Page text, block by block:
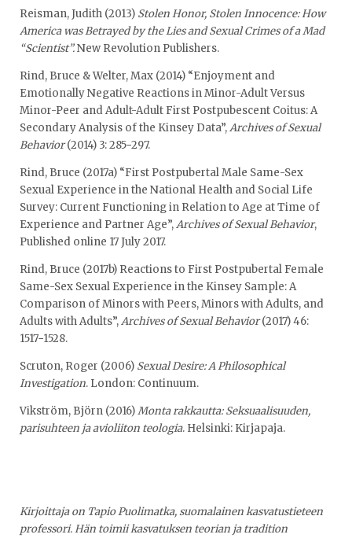
Reisman, Judith (2013) Stolen Honor, Stolen Innocence: How
America was Betrayed by the Lies and Sexual Crimes of a Mad
“Scientist”.New Revolution Publishers.
Rind, Bruce & Welter, Max (2014) “Enjoyment and
Emotionally Negative Reactions in Minor-Adult Versus
Minor-Peer and Adult-Adult First Postpubescent Coitus: A
Secondary Analysis of the Kinsey Data”,Archives of Sexual
Behavior(2014) 3: 285−297.
Rind, Bruce (2017a) “First Postpubertal Male Same-Sex
Sexual Experience in the National Health and Social Life
Survey: Current Functioning in Relation to Age at Time of
Experience and Partner Age”,Archives of Sexual Behavior,
Published online 17 July 2017.
Rind, Bruce (2017b) Reactions to First Postpubertal Female
Same-Sex Sexual Experience in the Kinsey Sample: A
Comparison of Minors with Peers, Minors with Adults, and
Adults with Adults”,Archives of Sexual Behavior(2017) 46:
1517−1528.
Scruton, Roger (2006) Sexual Desire: A Philosophical
Investigation. London: Continuum.
Vikström, Björn (2016)Monta rakkautta: Seksuaalisuuden,
parisuhteen ja avioliiton teologia. Helsinki: Kirjapaja.
Kirjoittaja on Tapio Puolimatka, suomalainen kasvatustieteen
professori. Hän toimii kasvatuksen teorian ja tradition